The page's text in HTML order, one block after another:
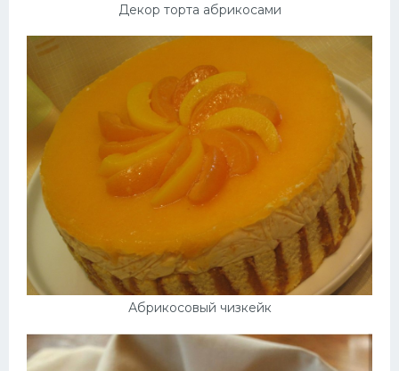
Декор торта абрикосами
Абрикосовый чизкейк